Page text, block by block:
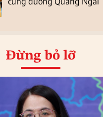
Đừng bỏ lỡ